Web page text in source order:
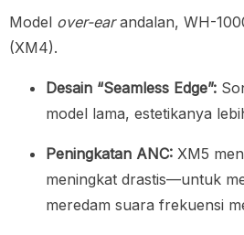
Model over-earandalan, WH-
(XM4).
Desain “Seamless Edge”:
model lama, estetikanya
Peningkatan ANC: XM5
meningkat drastis—untuk
meredam suara frekuensi